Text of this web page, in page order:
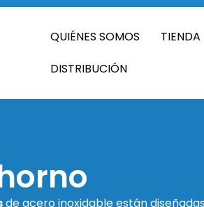
QUIÉNES SOMOS TIENDA
DISTRIBUCIÓN
de acero inoxidable están